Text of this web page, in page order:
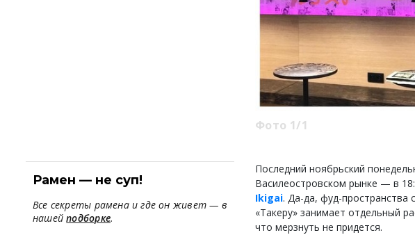
Фото 1/1
Рамен — не суп!
Все секреты рамена и где он живет — в
нашейподборке.
Последний ноябрьский
Василеостровском рынке — в
Ikigai. Да-да, фуд-пространства
«Такеру» занимает отдельный
что мерзнуть не придется.